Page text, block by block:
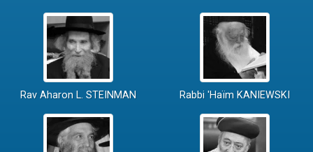
Rav Aharon L. STEINMAN Rabbi 'Haïm KANIEWSKI